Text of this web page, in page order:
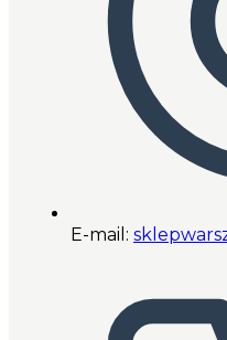
E-mail: